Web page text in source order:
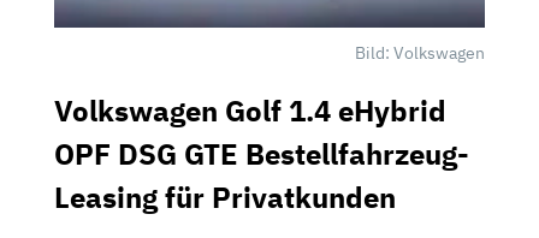
Bild: Volkswagen
Volkswagen Golf 1.4 eHybrid
OPF DSG GTE Bestellfahrzeug-
Leasing für Privatkunden